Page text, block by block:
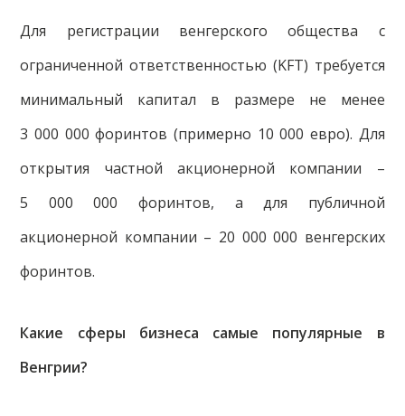
Для регистрации венгерского общества с
ограниченной ответственностью (KFT) требуется
минимальный капитал в размере не менее
3 000 000 форинтов (примерно 10 000 евро). Для
открытия частной акционерной компании –
5 000 000 форинтов, а для публичной
акционерной компании – 20 000 000 венгерских
форинтов.
Какие сферы бизнеса самые популярные в
Венгрии?